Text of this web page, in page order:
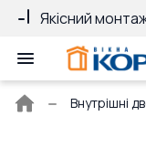
Гарантія 10
Головна
Внутрішні